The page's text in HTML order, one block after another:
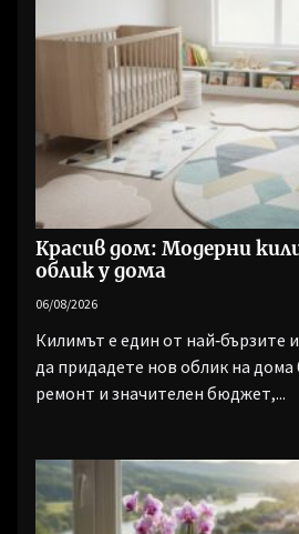
Красив дом: Модерни
облик у дома
06/08/2026
Килимът е един от най‑бързите
да придадете нов облик на дома
ремонт и значителен бюджет,...